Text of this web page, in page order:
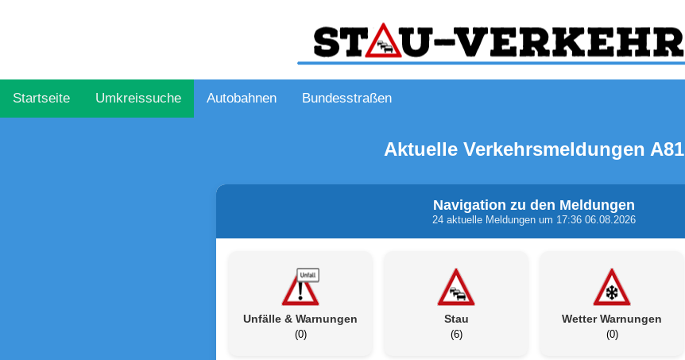
Startseite Umkreissuche Autobahnen Bundesstraßen
Aktuelle Verkehrsmeldungen A81
Navigation zu den Meldungen
24 aktuelle Meldungen um 17:36 06.08.2026
Unfälle & Warnungen
(0)
Stau
(6)
Wetter Warnungen
(0)